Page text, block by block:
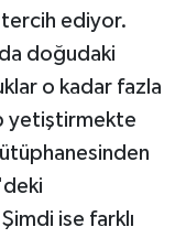
tercih ediyor.
da doğudaki
o kadar fazla
yetiştirmekte
ise farklı